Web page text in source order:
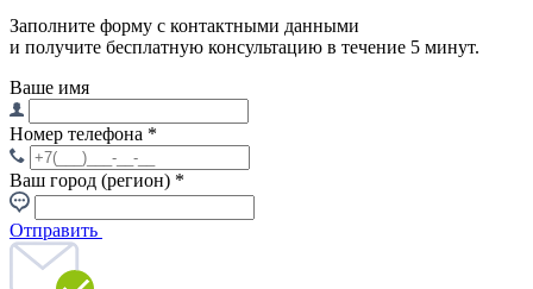
Заполните форму с контактными данными
и получите бесплатную консультацию в течение 5 минут.
Ваше имя
Номер телефона *
Ваш город (регион) *
Отправить